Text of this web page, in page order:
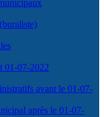
01-07-2022
avant le 01-07-
après le 01-07-